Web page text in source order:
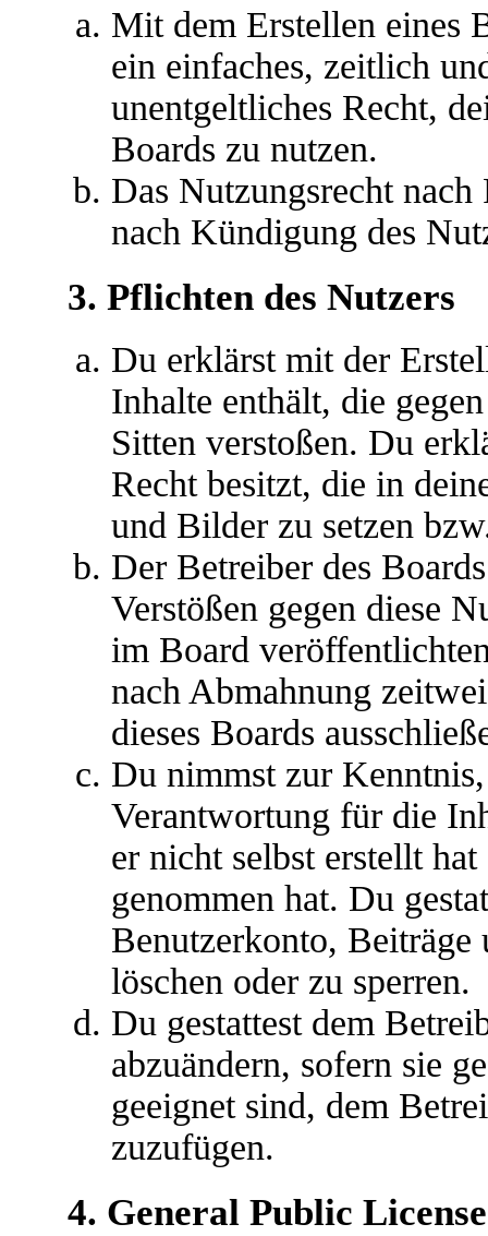
Mit dem Erstellen eines
ein einfaches, zeitlich
unentgeltliches Recht,
Boards zu nutzen.
Das Nutzungsrecht
nach Kündigung des
3. Pflichten des Nutzers
Du erklärst mit der
Inhalte enthält, die
Sitten verstoßen. Du
Recht besitzt, die in
und Bilder zu setzen
Der Betreiber des
Verstößen gegen diese
im Board
nach Abmahnung
dieses Boards
Du nimmst zur
Verantwortung für die
er nicht selbst erstellt
genommen hat. Du
Benutzerkonto,
löschen oder zu sperren.
Du gestattest dem
abzuändern, sofern sie
geeignet sind, dem
zuzufügen.
4. General Public License